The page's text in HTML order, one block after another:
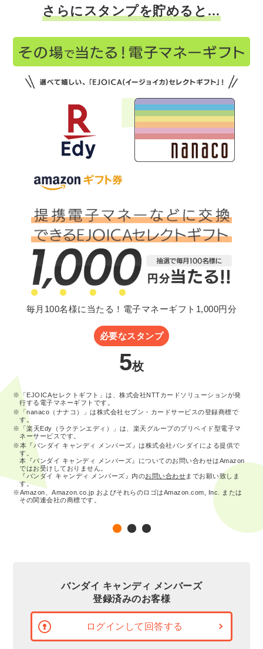
さらにスタンプを貯めると…
毎月100名様に当たる！電子マネーギフト1,000円分
必要なスタンプ
5枚
※「EJOICAセレクトギフト」は、株式会社NTTカードソリューションが発
行する電子マネーギフトです。
※「nanaco（ナナコ）」は株式会社セブン・カードサービスの登録商標で
す。
※「楽天Edy（ラクテンエディ）」は、楽天グループのプリペイド型電子マ
ネーサービスです。
※本『バンダイ キャンディ メンバーズ』は株式会社バンダイによる提供で
す。
本『バンダイ キャンディ メンバーズ』についてのお問い合わせはAmazon
ではお受けしておりません。
『バンダイ キャンディ メンバーズ』内のお問い合わせまでお願い致しま
す。
※Amazon、Amazon.co.jp およびそれらのロゴはAmazon.com, Inc. または
その関連会社の商標です。
バンダイ キャンディ メンバーズ
登録済みのお客様
ログインして回答する